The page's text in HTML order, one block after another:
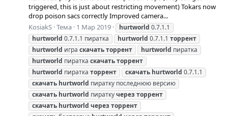
triggered, this is just about restricting movement) Tokars now
drop poison sacs correctly Improved camera...
KosiakS Тема 1 Мар 2019 hurtworld 0.7.1.1
hurtworld 0.7.1.1 пиратка hurtworld 0.7.1.1 торрент
hurtworld игра скачатьторрент hurtworld пиратка
hurtworld пиратка скачатьторрент
hurtworld пиратка торрент скачать hurtworld 0.7.1.1
скачать hurtworld пиратку последнюю версию
скачать hurtworld пираткучерез торрент
скачать hurtworld через торрент